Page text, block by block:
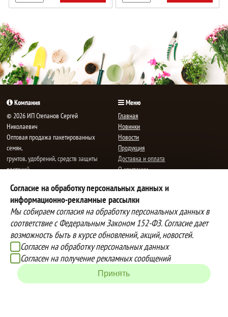
корзине!
Согласие на обработку персональных данных и
информационно-рекламные рассылки
Мы собираем согласия на обработку персональных данных в
соответствие с Федеральным Законом 152-ФЗ. Согласие дает
возможность быть в курсе обновлений, акций, новостей.
Согласен на обработку персональных данных
Согласен на получение рекламных сообщений
Принять
Компания
© 2026 ИП Степанов Сергей
Николаевич
Oптовая продажа пакетированных
семян,
грунтов, удобрений, средств защиты
растений.
E-mail:mail@semenauspeha.ru
Телефон: +7 (8352) 28-80-34
Адрес: г. Чебоксары, пр. Мира 76 А
Меню
Главная
Новинки
Новости
Продукция
Доставка и оплата
О компании
Контакты
Способы оплаты
Вы можете оплатить покупки
наличными при получении товара,
либо выбрать другой способ оплаты
Доставка
Наша компания осуществляет
бесплатную
доставку до терминалов транспортных